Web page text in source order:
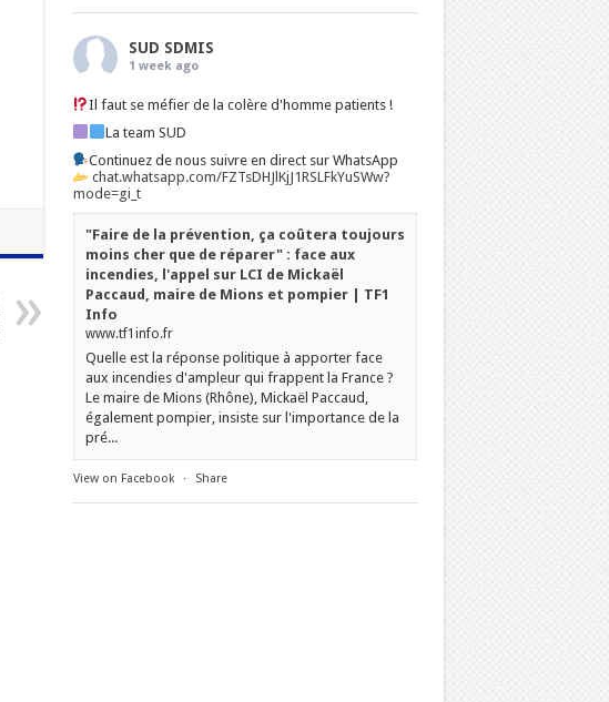
SUD SDMIS
1 week ago
Il faut se méfier de la colère d'homme patients !
La team SUD
Continuez de nous suivre en direct sur WhatsApp
chat.whatsapp.com/FZTsDHJlKjJ1RSLFkYuSWw?
mode=gi_t
"Faire de la prévention, ça coûtera toujours
moins cher que de réparer" : face aux
incendies, l'appel sur LCI de Mickaël
Paccaud, maire de Mions et pompier | TF1
Info
www.tf1info.fr
Quelle est la réponse politique à apporter face
aux incendies d'ampleur qui frappent la France ?
Le maire de Mions (Rhône), Mickaël Paccaud,
également pompier, insiste sur l'importance de la
pré...
View on Facebook · Share